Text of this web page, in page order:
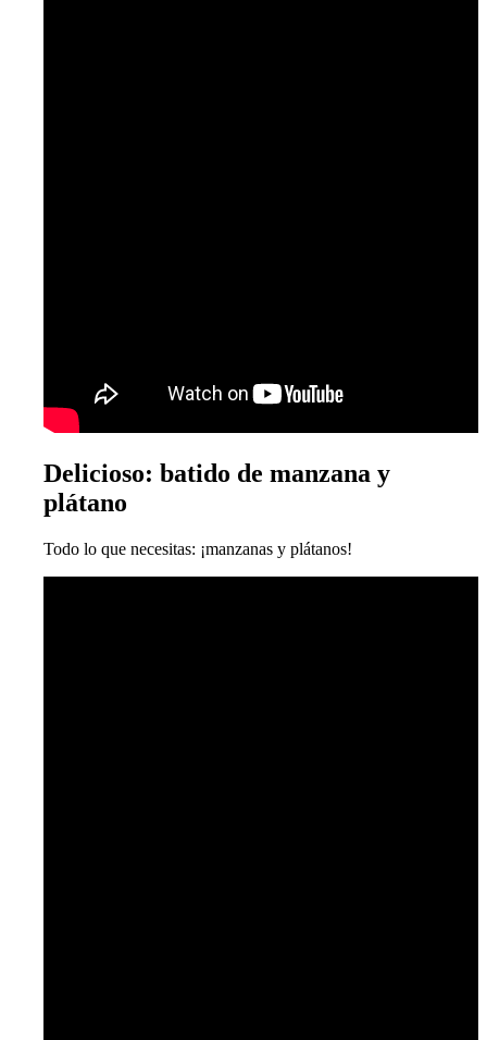
Delicioso: batido de manzana y
plátano
Todo lo que necesitas: ¡manzanas y plátanos!